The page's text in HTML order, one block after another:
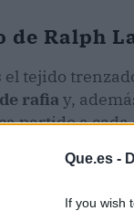
Que.es -
If you wish
de Ralph
tejido
rafia y,
partido a